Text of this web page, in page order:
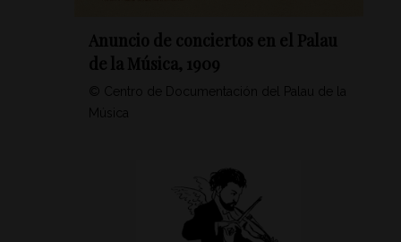
Anuncio de conciertos en el Palau
de la Música, 1909
© Centro de Documentación del Palau de la
Música